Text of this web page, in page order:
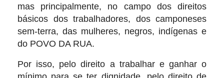
mas principalmente, no campo dos direitos
básicos dos trabalhadores, dos camponeses
sem-terra, das mulheres, negros, indígenas e
do POVO DA RUA.
Por isso, pelo direito a trabalhar e ganhar o